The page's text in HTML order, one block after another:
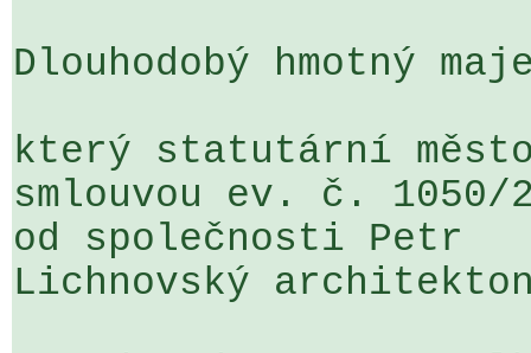
Dlouhodobý hmotný
který statutární
smlouvou ev. č. 1050/
od společnosti Petr
Lichnovský